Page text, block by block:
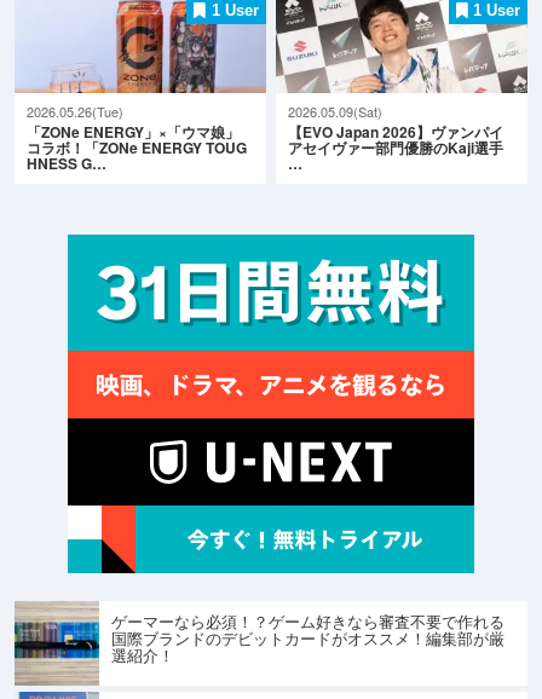
1 User
2026.05.26(Tue)
「ZONe ENERGY」×「ウマ娘」
コラボ！「ZONe ENERGY TOUG
HNESS G…
1 User
2026.05.09(Sat)
【EVO Japan 2026】ヴァンパイ
アセイヴァー部門優勝のKaji選手
…
ゲーマーなら必須！？ゲーム好きなら審査不要で作れる
国際ブランドのデビットカードがオススメ！編集部が厳
選紹介！